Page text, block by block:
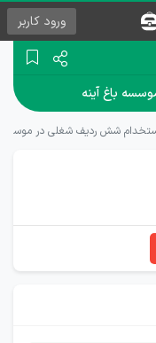
ورود کاربر
باغ آینه
شش ردیف شغلی در موسسه